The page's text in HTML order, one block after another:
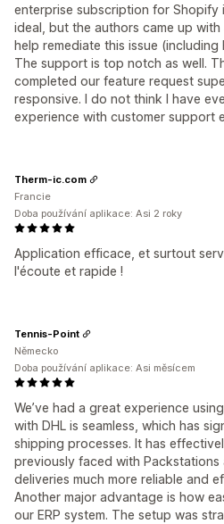
enterprise subscription for Shopify
ideal, but the authors came up
help remediate this issue
The support is top notch as well.
completed our feature request
responsive. I do not think I have
experience with customer support
Application efficace, et surtout
l'écoute et rapide !
Therm-ic.com
Francie
Doba používání aplikace: Asi 2 roky
We’ve had a great experience
with DHL is seamless, which has
shipping processes. It has
previously faced with
deliveries much more reliable and
Another major advantage is how
our ERP system. The setup was
Tennis-Point
Německo
Doba používání aplikace: Asi měsícem